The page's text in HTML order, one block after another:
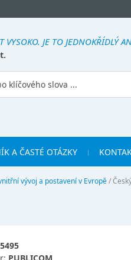
JE TO JEDNOKŘÍDLÝ
A ČASTÉ OTÁZKY
vývoj a postavení v Evropě/